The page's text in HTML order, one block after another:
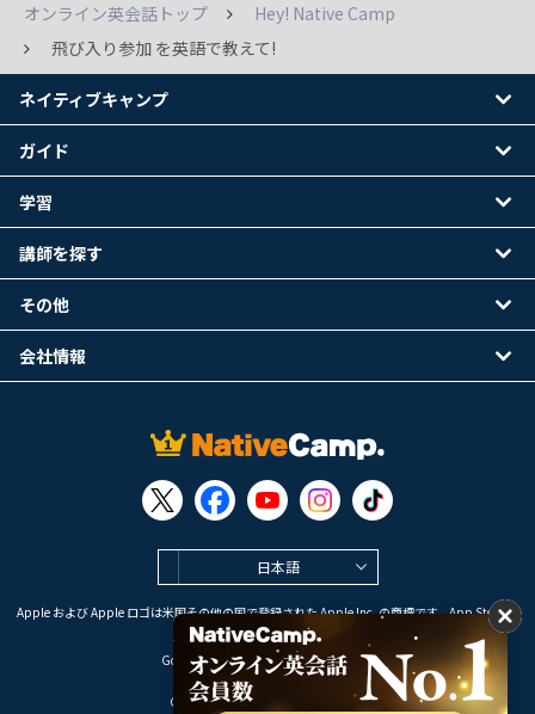
オンライン英会話トップ
Hey! Native Camp
飛び入り参加 を英語で教えて!
日本語
Apple および Apple ロゴは米国その他の国で登録された Apple Inc. の商標です。App Store は
Apple Inc. のサービスマークです。
Google Play は Google LLC の商標です。
Copyright © 2026 オンライン英会話
ネイティブキャンプ
ガイド
学習
講師を探す
その他
会社情報